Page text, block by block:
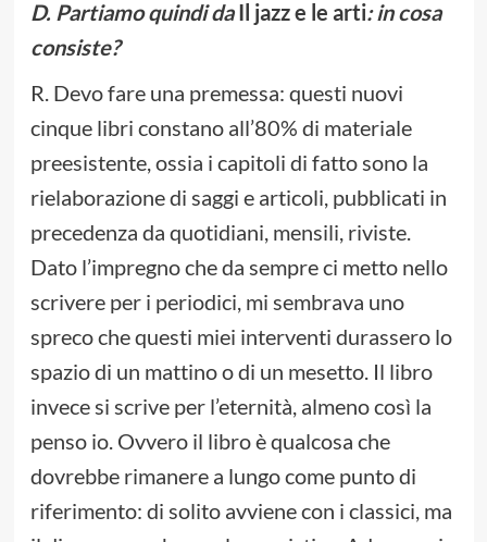
D. Partiamo quindi daIl jazz e le arti: in cosa
consiste?
R. Devo fare una premessa: questi nuovi
cinque libri constano all’80% di materiale
preesistente, ossia i capitoli di fatto sono la
rielaborazione di saggi e articoli, pubblicati in
precedenza da quotidiani, mensili, riviste.
Dato l’impregno che da sempre ci metto nello
scrivere per i periodici, mi sembrava uno
spreco che questi miei interventi durassero lo
spazio di un mattino o di un mesetto. Il libro
invece si scrive per l’eternità, almeno così la
penso io. Ovvero il libro è qualcosa che
dovrebbe rimanere a lungo come punto di
riferimento: di solito avviene con i classici, ma